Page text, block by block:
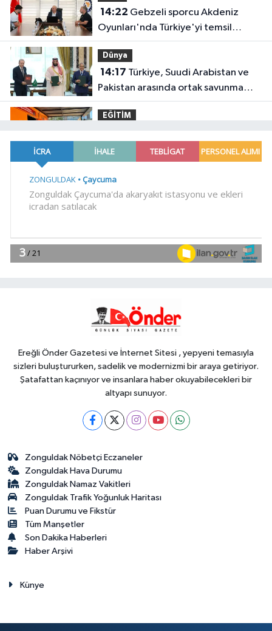
14:22
Oyunları'nda Türkiye'yi temsil
edecek
Dünya
14:17
Pakistan arasında ortak savunma
anlaşması imzalandı
EĞİTİM
Okulu öğrencilerine afet bilinci
14:04Gaziantep'te bin konut için
13:51
yaşam üzerine dikkat çeken
mucizesi
Ereğli Önder Gazetesi ve İnternet Sitesi , yepyeni temasıyla
sizleri buluştururken, sadelik ve modernizmi bir araya getiriyor.
Şatafattan kaçınıyor ve insanlara haber okuyabilecekleri bir
altyapı sunuyor.
Zonguldak Nöbetçi Eczaneler
Zonguldak Hava Durumu
Zonguldak Namaz Vakitleri
Zonguldak Trafik Yoğunluk Haritası
Puan Durumu ve Fikstür
Tüm Manşetler
Son Dakika Haberleri
Haber Arşivi
Künye